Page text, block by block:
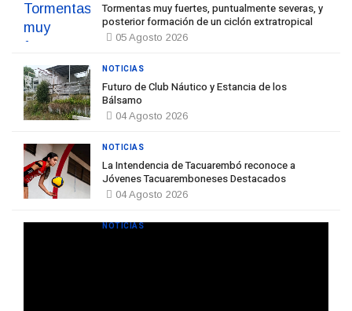
Tormentas muy fuertes, puntualmente severas, y
posterior formación de un ciclón extratropical
05 Agosto 2026
Futuro de Club Náutico y Estancia de los
Bálsamo
04 Agosto 2026
NOTICIAS
La Intendencia de Tacuarembó reconoce a
Jóvenes Tacuaremboneses Destacados
04 Agosto 2026
NOTICIAS
NOTICIAS